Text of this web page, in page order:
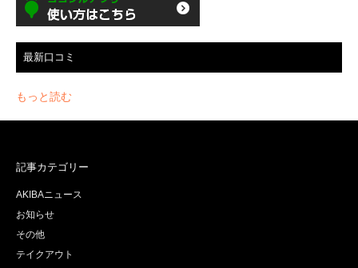
最新口コミ
もっと読む
記事カテゴリー
AKIBAニュース
お知らせ
その他
テイクアウト